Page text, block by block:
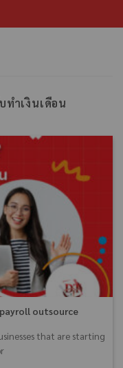
ทำเงินเดือน
outsource
that are starting